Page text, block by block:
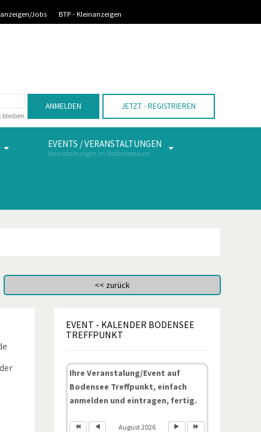
Jobs BTP - Kleinanzeigen
JETZT - REGISTRIEREN
bleiben
ANMELDEN
EVENTS / VERANSTALTUNGEN
Veranstaltungen im Bodenseeraum
EVENT - KALENDER BODENSEE
TREFFPUNKT
Ihre Veranstalung/Event auf
Bodensee Treffpunkt, einfach
anmelden und eintragen, fertig.
August 2026